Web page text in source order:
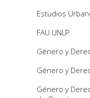
Estudios
FAU UNLP
Género y
Género y
Género y